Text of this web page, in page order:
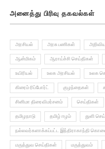
அனைத்து பிரிவு தகவல்கள்
அரசியல் அரசு பணிகள்
ஆன்மிகம் ஆராய்ச்சி செய்திகள்
உயிரியல் உலக அரசியல் உலக
கிரைம் ரிப்போர்ட் குழந்தைகள்
சினிமா திரைவிமர்சனம் செய்திகள்
தமிழநாடு தமிழ் ஈழம் துளி
நல்லவர்களாக்கப்பட்ட இந்திராகாந்தி
மருத்துவ செய்திகள் மருத்துவம்